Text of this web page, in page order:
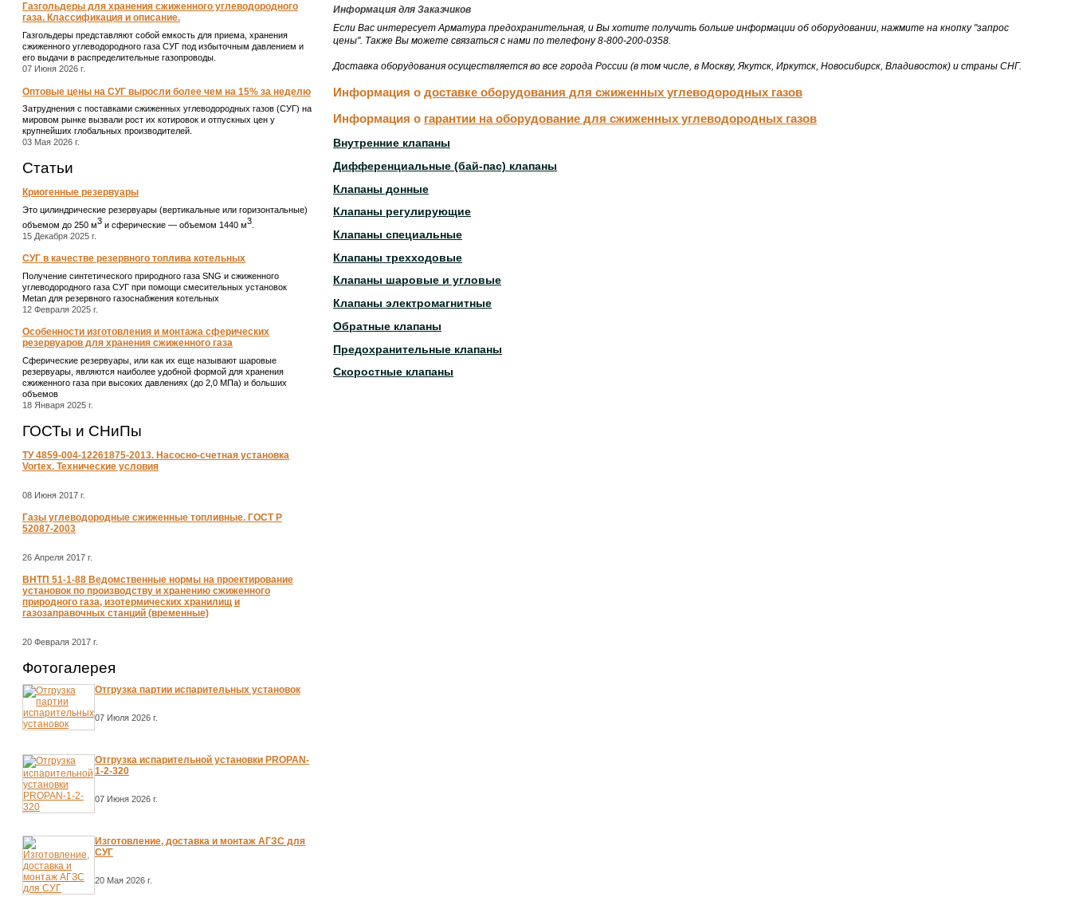
Газгольдеры для хранения сжиженного углеводородного
газа. Классификация и описание.
Газгольдеры представляют собой емкость для приема, хранения
сжиженного углеводородного газа СУГ под избыточным давлением и
его выдачи в распределительные газопроводы.
07 Июня 2026 г.
Оптовые цены на СУГ выросли более чем на 15% за неделю
Затруднения с поставками сжиженных углеводородных газов (СУГ) на
мировом рынке вызвали рост их котировок и отпускных цен у
крупнейших глобальных производителей.
03 Мая 2026 г.
Статьи
Криогенные резервуары
Это цилиндрические резервуары (вертикальные или горизонтальные)
объемом до 250 м3 и сферические ― объемом 1440 м3
15 Декабря 2025 г.
СУГ в качестве резервного топлива котельных
Получение синтетического природного газа SNG и сжиженного
углеводородного газа СУГ при помощи смесительных установок
Metan для резервного газоснабжения котельных
12 Февраля 2025 г.
Особенности изготовления и монтажа сферических
резервуаров для хранения сжиженного газа
Сферические резервуары, или как их еще называют шаровые
резервуары, являются наиболее удобной формой для хранения
сжиженного газа при высоких давлениях (до 2,0 МПа) и больших
объемов
18 Января 2025 г.
ГОСТы и СНиПы
ТУ 4859-004-12261875-2013. Насосно-счетная установка
Vortex. Технические условия
08 Июня 2017 г.
Газы углеводородные сжиженные топливные. ГОСТ Р
52087-2003
26 Апреля 2017 г.
ВНТП 51-1-88 Ведомственные нормы на проектирование
установок по производству и хранению сжиженного
природного газа, изотермических хранилищ и
газозаправочных станций (временные)
20 Февраля 2017 г.
Фотогалерея
Отгрузка партии испарительных установок
07 Июля 2026 г.
Отгрузка испарительной установки PROPAN-
1-2-320
07 Июня 2026 г.
Изготовление, доставка и монтаж АГЗС для
СУГ
20 Мая 2026 г.
Информация для Заказчиков
Если Вас интересует Арматура предохранительная, и Вы хотите получить больше информации об оборудовании, нажмите на кнопку "запрос
цены". Также Вы можете связаться с нами по телефону 8-800-200-0358.
Доставка оборудования осуществляется во все города России (в том числе, в Москву, Якутск, Иркутск, Новосибирск, Владивосток) и страны СНГ.
Информация о доставке оборудования для сжиженных углеводородных газов
Информация о гарантии на оборудование для сжиженных углеводородных газов
Внутренние клапаны
Дифференциальные (бай-пас) клапаны
Клапаны донные
Клапаны регулирующие
Клапаны специальные
Клапаны трехходовые
Клапаны шаровые и угловые
Клапаны электромагнитные
Обратные клапаны
Предохранительные клапаны
Скоростные клапаны